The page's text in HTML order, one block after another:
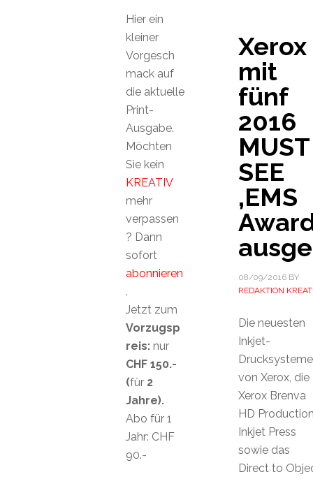
Xerox
mit
fünf
2016
MUST
SEE
‚EMS
08/09/2016BY
REDAKTION
Die neuesten
Inkjet-
Drucksysteme
von Xerox, die
Xerox Brenva
HD
Inkjet Press
sowie das
Direct to
Hier ein
kleiner
Vorgesch
mack auf
die aktuelle
Print-
Ausgabe.
Möchten
Sie kein
KREATIV
mehr
verpassen
? Dann
sofort
abonnieren
.
Jetzt zum
Vorzugsp
reis: nur
CHF 150.-
(für 2
Jahre).
Abo für 1
Jahr: CHF
90.-